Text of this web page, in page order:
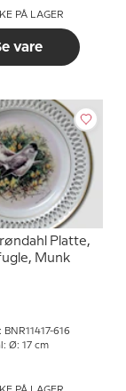
PÅ LAGER
vare
Platte,
Munk
BNR11417-616
Ø: 17 cm